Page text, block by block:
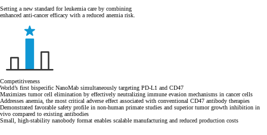
Setting a new standard for leukemia care by combining
enhanced anti-cancer efficacy with a reduced anemia risk.
Competitiveness
World’s first bispecific NanoMab simultaneously targeting PD-L1 and CD47
Maximizes tumor cell elimination by effectively neutralizing immune evasion mechanisms in cancer cells
Addresses anemia, the most critical adverse effect associated with conventional CD47 antibody therapies
Demonstrated favorable safety profile in non-human primate studies and superior tumor growth inhibition in
vivo compared to existing antibodies
Small, high-stability nanobody format enables scalable manufacturing and reduced production costs